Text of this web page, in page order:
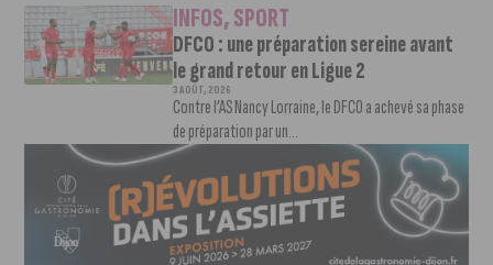
INFOS,SPORT
DFCO : une préparation sereine avant
le grand retour en Ligue 2
3 AOÛT, 2026
Contre l’AS Nancy Lorraine, le DFCO a achevé sa phase
de préparation par un...